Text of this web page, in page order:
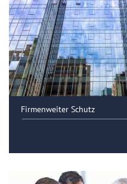
Firmenweiter Schutz